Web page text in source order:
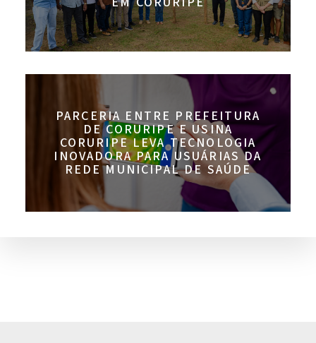
PARCERIA ENTRE PREFEITURA
DE CORURIPE E USINA
CORURIPE LEVA TECNOLOGIA
INOVADORA PARA USUÁRIAS DA
REDE MUNICIPAL DE SAÚDE